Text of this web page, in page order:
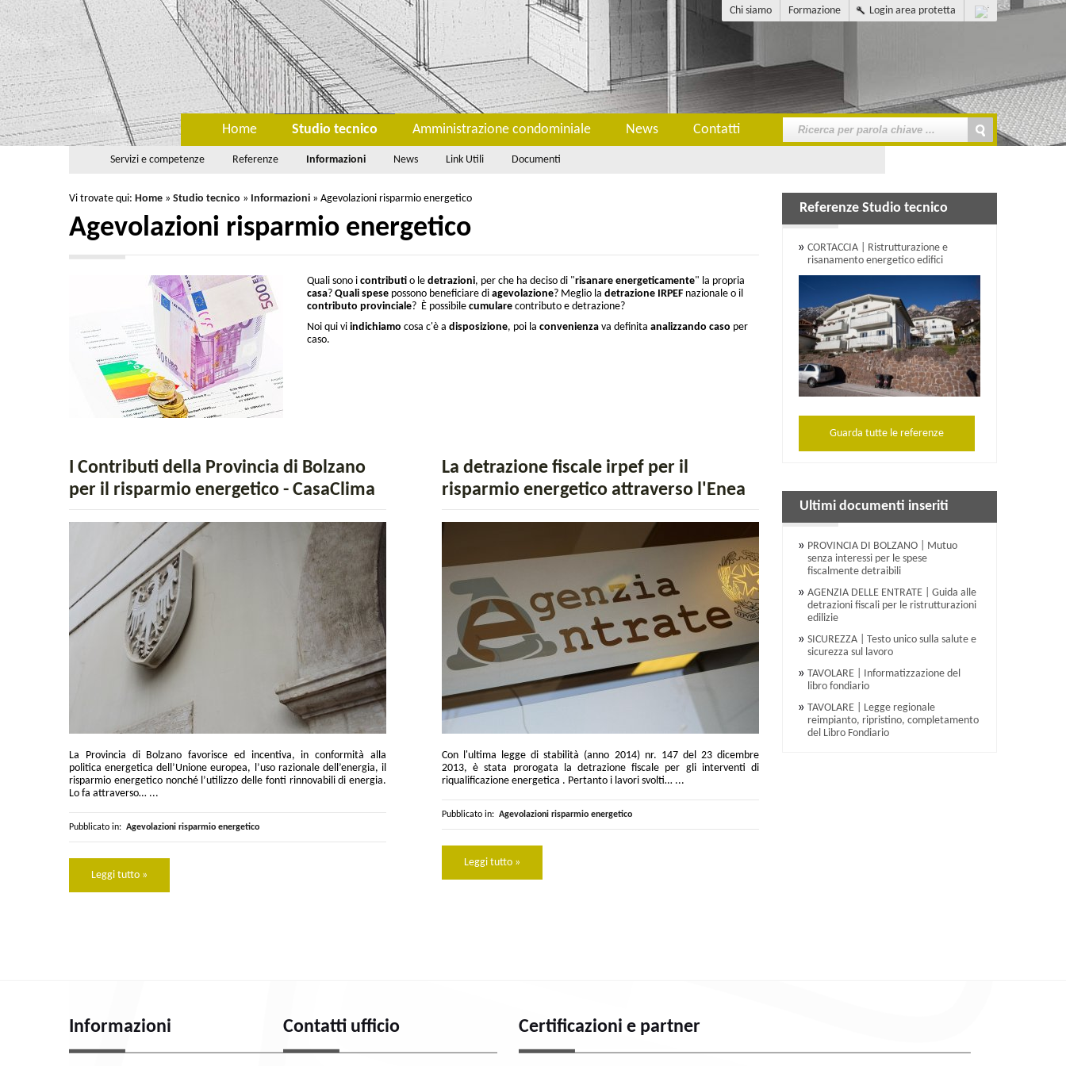
Chi siamo Formazione Login area protetta
Home Studio tecnico Amministrazione condominiale News Contatti
Servizi e competenze Referenze Informazioni News Link Utili Documenti
Vi trovate qui: Home » Studio tecnico » Informazioni » Agevolazioni risparmio energetico
Agevolazioni risparmio energetico
Quali sono i contributi o le detrazioni, per che ha deciso di "risanare energeticamente" la propria
casa? Quali spese possono beneficiare di agevolazione? Meglio la detrazione IRPEF nazionale o il
contributo provinciale? È possibile cumulare contributo e detrazione?
Noi qui vi indichiamo cosa c'è a disposizione, poi la convenienza va definita analizzando caso per
caso.
I Contributi della Provincia di Bolzano
per il risparmio energetico - CasaClima
La Provincia di Bolzano favorisce ed incentiva, in conformità alla
politica energetica dell’Unione europea, l’uso razionale dell’energia, il
risparmio energetico nonché l’utilizzo delle fonti rinnovabili di energia.
Lo fa attraverso… ...
Pubblicato in: Agevolazioni risparmio energetico
Leggi tutto »
La detrazione fiscale irpef per il
risparmio energetico attraverso l'Enea
Con l'ultima legge di stabilità (anno 2014) nr. 147 del 23 dicembre
2013, è stata prorogata la detrazione fiscale per gli interventi di
riqualificazione energetica . Pertanto i lavori svolti… ...
Pubblicato in: Agevolazioni risparmio energetico
Leggi tutto »
Referenze Studio tecnico
CORTACCIA | Ristrutturazione e
risanamento energetico edifici
Guarda tutte le referenze
Ultimi documenti inseriti
PROVINCIA DI BOLZANO | Mutuo
senza interessi per le spese
fiscalmente detraibili
AGENZIA DELLE ENTRATE | Guida alle
detrazioni fiscali per le ristrutturazioni
edilizie
SICUREZZA | Testo unico sulla salute e
sicurezza sul lavoro
TAVOLARE | Informatizzazione del
libro fondiario
TAVOLARE | Legge regionale
reimpianto, ripristino, completamento
del Libro Fondiario
Informazioni Contatti ufficio Certificazioni e partner